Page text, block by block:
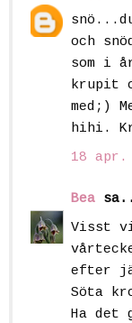
och
som i
krupit
med;)
hihi.
18 apr.
Bea
Visst
efter
Söta
Ha det